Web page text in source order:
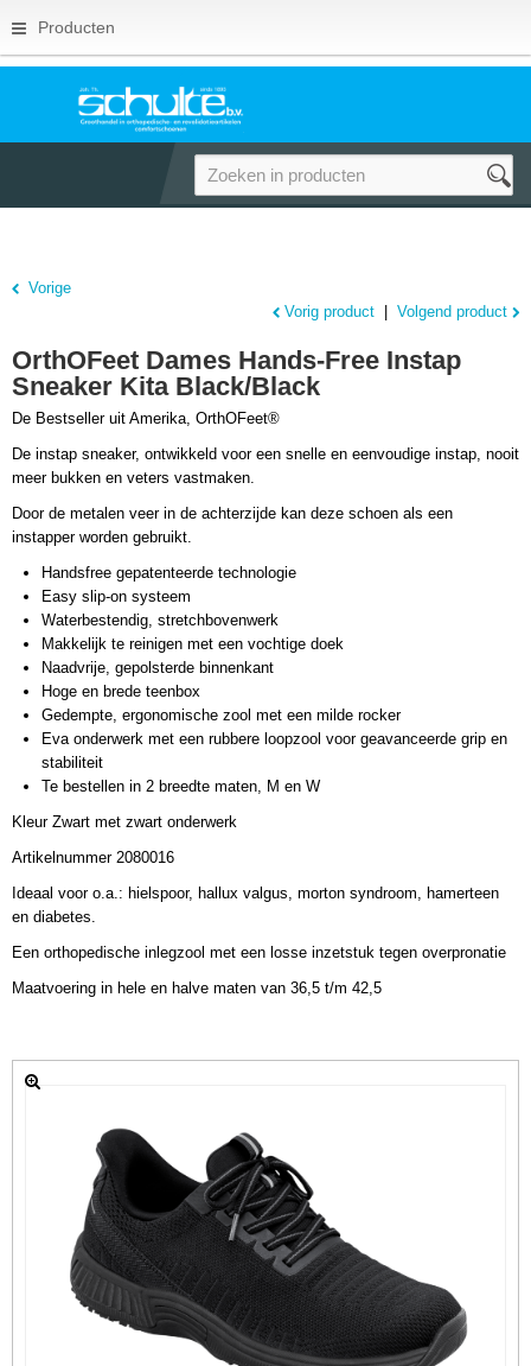
Producten
Vorige
Vorig product
Volgend product
OrthOFeet Dames Hands-Free Instap
Sneaker Kita Black/Black
De Bestseller uit Amerika, OrthOFeet®
De instap sneaker, ontwikkeld voor een snelle en eenvoudige instap, nooit
meer bukken en veters vastmaken.
Door de metalen veer in de achterzijde kan deze schoen als een
instapper worden gebruikt.
Handsfree gepatenteerde technologie
Easy slip-on systeem
Waterbestendig, stretchbovenwerk
Makkelijk te reinigen met een vochtige doek
Naadvrije, gepolsterde binnenkant
Hoge en brede teenbox
Gedempte, ergonomische zool met een milde rocker
Eva onderwerk met een rubbere loopzool voor geavanceerde grip en
stabiliteit
Te bestellen in 2 breedte maten, M en W
Kleur Zwart met zwart onderwerk
Artikelnummer 2080016
Ideaal voor o.a.: hielspoor, hallux valgus, morton syndroom, hamerteen
en diabetes.
Een orthopedische inlegzool met een losse inzetstuk tegen overpronatie
Maatvoering in hele en halve maten van 36,5 t/m 42,5